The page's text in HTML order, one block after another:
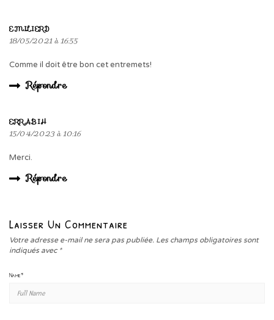
EMILIERD
18/05/2021 à 16:55
Comme il doit être bon cet entremets!
Répondre
ERRABIH
15/04/2023 à 10:16
Merci.
Répondre
Laisser Un Commentaire
Votre adresse e-mail ne sera pas publiée. Les champs obligatoires sont
indiqués avec *
Name*